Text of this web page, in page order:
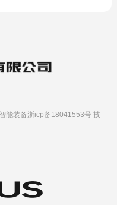
能装备浙icp备18041553号 技